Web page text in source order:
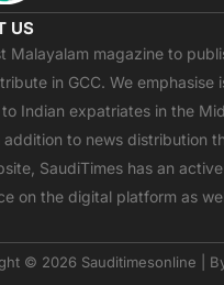
US
Malayalam magazine to
in GCC. We emphasise
Indian expatriates in the
addition to news distribution
SaudiTimes has an active
on the digital platform as
© 2026 Sauditimesonline |